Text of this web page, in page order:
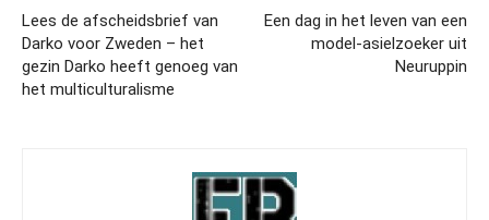
Lees de afscheidsbrief van
Darko voor Zweden – het
gezin Darko heeft genoeg van
het multiculturalisme
Een dag in het leven van een
model-asielzoeker uit
Neuruppin